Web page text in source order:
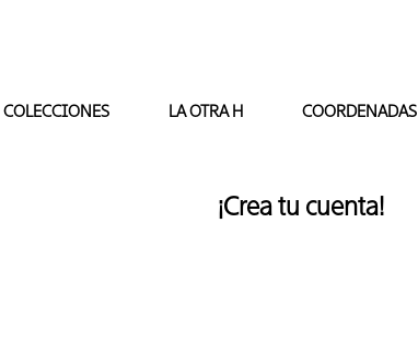
COLECCIONES LA OTRA H COORDENADAS
¡Crea tu cuenta!